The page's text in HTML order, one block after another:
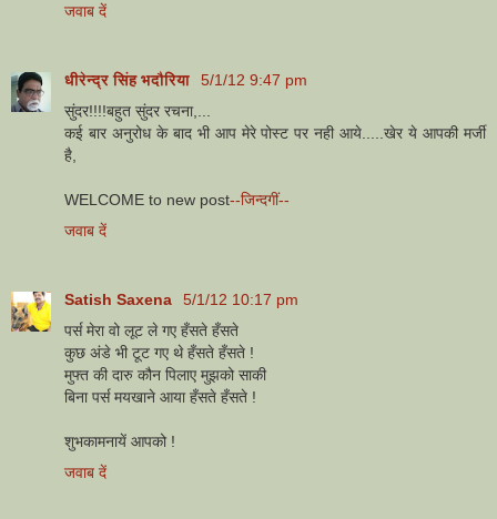
जवाब दें
धीरेन्द्र सिंह भदौरिया
5/1/12 9:47 pm
सुंदर!!!!बहुत सुंदर रचना,...
कई बार अनुरोध के बाद भी आप मेरे पोस्ट पर नही आये.....खेर ये आपकी मर्जी
है,
WELCOME to new post--जिन्दगीं--
जवाब दें
Satish Saxena
5/1/12 10:17 pm
पर्स मेरा वो लूट ले गए हँसते हँसते
कुछ अंडे भी टूट गए थे हँसते हँसते !
मुफ्त की दारु कौन पिलाए मुझको साकी
बिना पर्स मयखाने आया हँसते हँसते !
शुभकामनायें आपको !
जवाब दें